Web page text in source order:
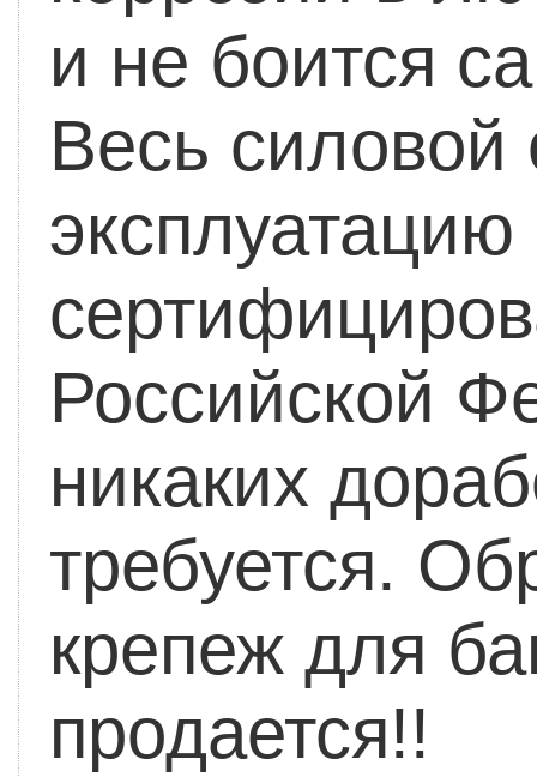
и не боится
Весь
Российской
никаких
требуется.
крепеж для
продается!!